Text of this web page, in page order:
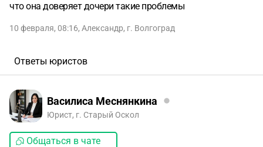
что она доверяет дочери такие проблемы
10 февраля, 08:16, Александр, г. Волгоград
Ответы юристов
Василиса Меснянкина
Юрист, г. Старый Оскол
Общаться в чате